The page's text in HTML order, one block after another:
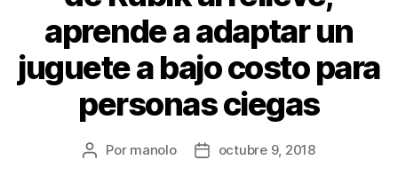
aprende a adaptar un
juguete a bajo costo para
personas ciegas
Autor
Por manolo
Fechaoctubre 9, 2018